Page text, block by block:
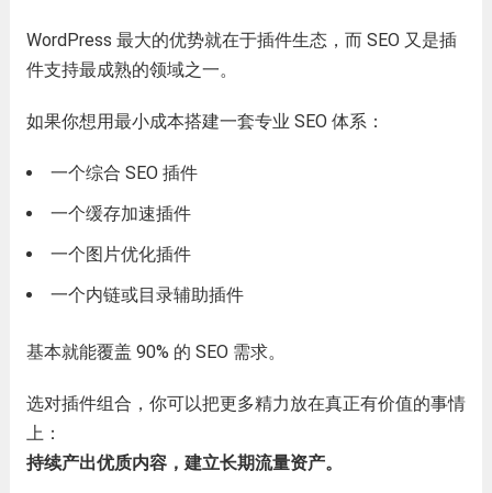
WordPress 最大的优势就在于插件生态，而 SEO 又是插
件支持最成熟的领域之一。
如果你想用最小成本搭建一套专业 SEO 体系：
一个综合 SEO 插件
一个缓存加速插件
一个图片优化插件
一个内链或目录辅助插件
基本就能覆盖 90% 的 SEO 需求。
选对插件组合，你可以把更多精力放在真正有价值的事情
上：
持续产出优质内容，建立长期流量资产。